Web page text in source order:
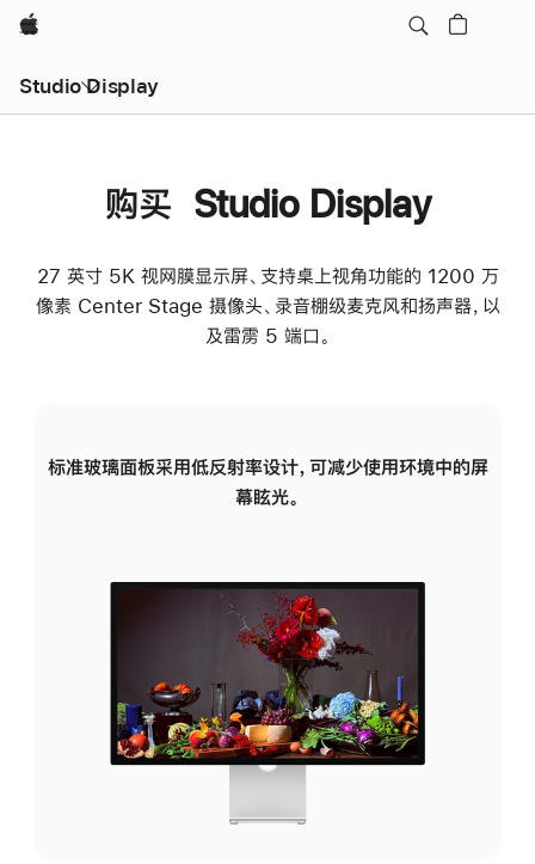
Apple
Studio Display
购买 Studio Display
27 英寸 5K 视网膜显示屏、支持桌上视角功能的 1200 万
像素 Center Stage 摄像头、录音棚级麦克风和扬声器，以
及雷雳 5 端口。
标准玻璃面板采用低反射率设计，可减少使用环境中的屏
幕眩光。